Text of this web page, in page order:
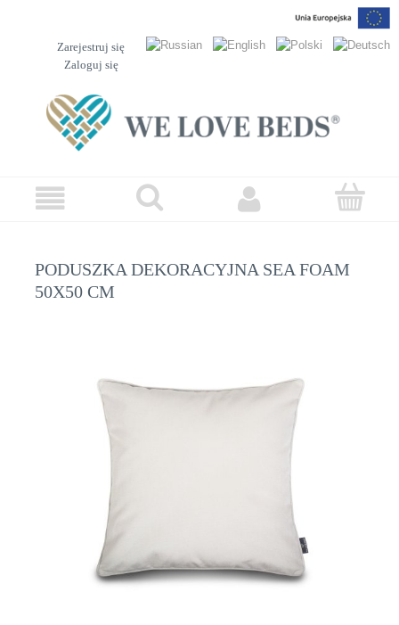
Zarejestruj się
Zaloguj się
PODUSZKA DEKORACYJNA SEA FOAM
50X50 CM